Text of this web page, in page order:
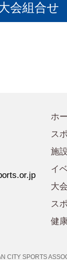
●事業
●各種
会組合
ホ
ス
施
イ
大
ス
健
CITY SPORTS